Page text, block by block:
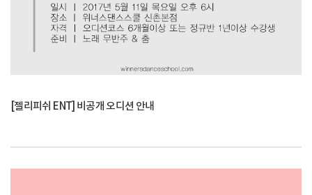
[젤리피쉬 ENT] 비공개 오디션 안내